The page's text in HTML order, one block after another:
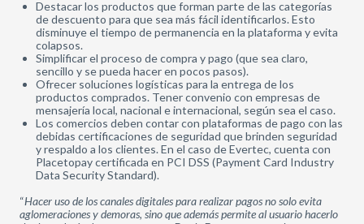
Destacar los productos que forman parte de las categorías
de descuento para que sea más fácil identificarlos. Esto
disminuye el tiempo de permanencia en la plataforma y evita
colapsos.
Simplificar el proceso de compra y pago (que sea claro,
sencillo y se pueda hacer en pocos pasos).
Ofrecer soluciones logísticas para la entrega de los
productos comprados. Tener convenio con empresas de
mensajería local, nacional e internacional, según sea el caso.
Los comercios deben contar con plataformas de pago con las
debidas certificaciones de seguridad que brinden seguridad
y respaldo a los clientes. En el caso de Evertec, cuenta con
Placetopay certificada en PCI DSS (Payment Card Industry
Data Security Standard).
“Hacer uso de los canales digitales para realizar pagos no solo evita
aglomeraciones y demoras, sino que además permite al usuario hacerlo